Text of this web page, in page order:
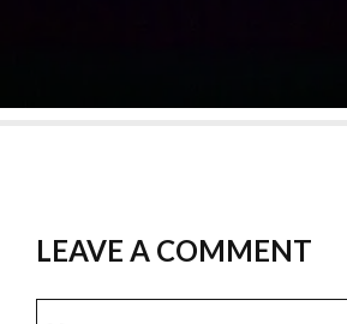
LEAVE A COMMENT